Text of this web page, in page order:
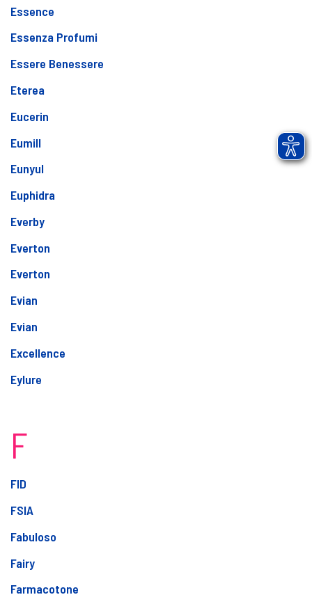
Essence
Essenza Profumi
Essere Benessere
Eterea
Eucerin
Eumill
Eunyul
Euphidra
Everby
Everton
Everton
Evian
Evian
Excellence
Eylure
F
FID
FSIA
Fabuloso
Fairy
Farmacotone